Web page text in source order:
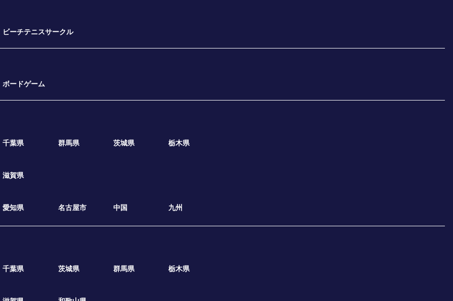
ビーチテニスサークル
ボードゲーム
千葉県 群馬県 茨城県 栃木県
滋賀県
愛知県 名古屋市 中国 九州
千葉県 茨城県 群馬県 栃木県